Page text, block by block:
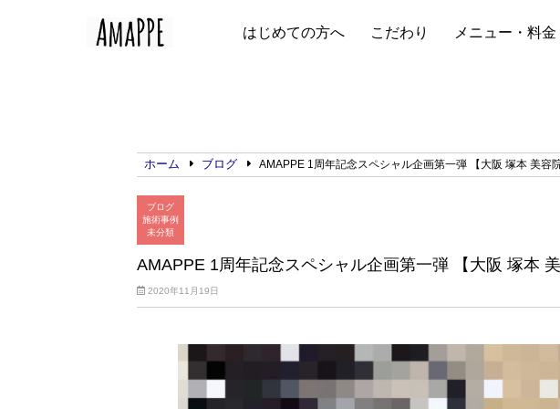
はじめての方へ こだわり メニュー・料金
ホーム ブログ AMAPPE 1周年記念スペシャル企画第一弾 【大阪 塚本 美容
ブログ
施術事例
未分類
AMAPPE 1周年記念スペシャル企画第一弾 【大阪 塚本 美
2020年11月19日